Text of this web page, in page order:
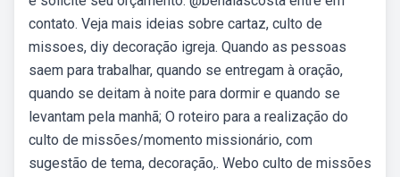
contato. Veja mais ideias sobre cartaz, culto de
missoes, diy decoração igreja. Quando as pessoas
saem para trabalhar, quando se entregam à oração,
quando se deitam à noite para dormir e quando se
levantam pela manhã; O roteiro para a realização do
culto de missões/momento missionário, com
sugestão de tema, decoração,. Webo culto de missões